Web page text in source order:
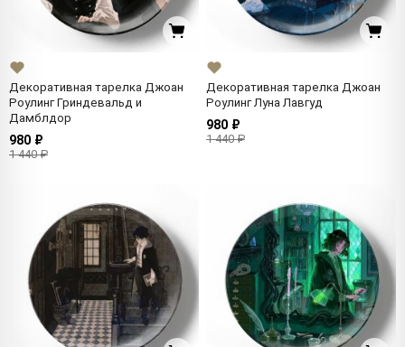
Декоративная тарелка Джоан
Роулинг Гриндевальд и
Дамблдор
980 ₽
1 440 ₽
Декоративная тарелка Джоан
Роулинг Луна Лавгуд
980 ₽
1 440 ₽